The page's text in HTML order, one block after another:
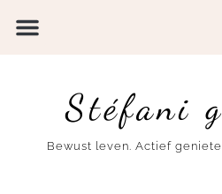
Stéfani
Bewust leven. Actief